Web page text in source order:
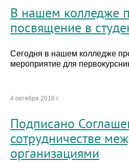
В нашем колледже
посвящение в
Сегодня в нашем колледже
мероприятие для
4 октября 2018 г.
Подписано
сотрудничестве
организациями